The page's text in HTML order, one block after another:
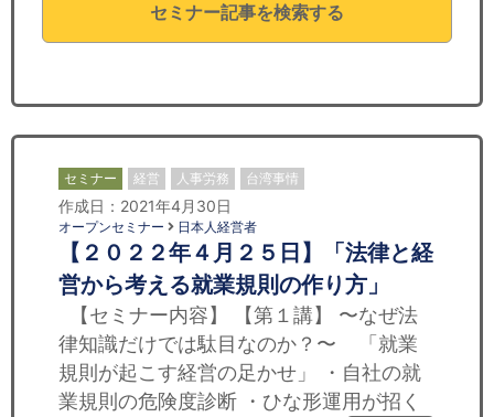
セミナー記事を検索する
セミナー 経営 人事労務 台湾事情
作成日：2021年4月30日
オープンセミナー 日本人経営者
【２０２２年４月２５日】「法律と経
営から考える就業規則の作り方」
【セミナー内容】 【第１講】 〜なぜ法
律知識だけでは駄目なのか？〜 「就業
規則が起こす経営の足かせ」 ・自社の就
業規則の危険度診断 ・ひな形運用が招く